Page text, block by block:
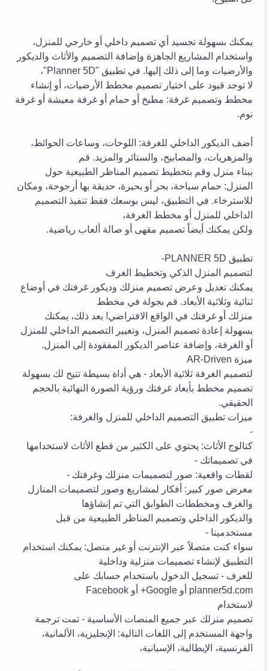
يمكنك بسهولة تجسيد أي تصميم داخلي أو خارجي للمنزل،
واستخدام المشاريع الجاهزة وإضافة التصميم والأثاث والديكور
والأرضيات وما إلى ذلك إليها. في تطبيق "Planner 5D"،
لا توجد قيود على اختيار تصميم مخطط الأرضيات، أو إنشاء
مخطط وتصميم غرفة: مطبخ أو حمام أو غرفة معيشة أو غرفة
نوم.
أضف الديكور الداخلي للغرفة: اللوحات، وساعات الحوائط،
والمزهريات، والمصابيح، والستائر والمزيد. قم
ببناء منزل وقم بتخطيط تصميم المناظر الطبيعية حول
المنزل: حمام سباحة، بحر أو بحيرة، حديقة بها أرجوحة، ومكان
للاسترخاء. في التطبيق، ليس بوسعك فقط تنفيذ التصميم
الداخلي للمنزل أو مخطط الغرفة،
ولكن يمكنك أيضاً تصميم مقهى أو صالة ألعاب رياضية.
تطبيق PLANNER 5D-
لتصميم المنزل الذكي وتخطيط الغرف
يمكنك تعديل وعرض تصميم منزلك وديكور غرفتك في أوضاع
ثنائية وثلاثية الأبعاد. قم بجولة في مخطط
منزلك أو غرفتك في الواقع الافتراضي! بعد ذلك، يمكنك
بسهولة إعادة تصميم المنزل، وتغيير التصميم الداخلي للمنزل
أو الغرفة، وإضافة عناصر الديكور المفقودة إلى المنزل.
ميزة AR-Driven
لتصميم الغرفة ثلاثية الأبعاد - هي أداة بسيطة تتيح لك بسهولة
تصميم مخطط بأبعاد غرفتك ورؤية الصورة النهائية بالحجم
الحقيقي.
ميزات تطبيق التصميم الداخلي للمنزل والغرفة:
-
كتالوج الأثاث: يحتوي على الكثير من قطع الأثاث لاستخدامها
في تصميماتك -
لقطات واقعية: صور لتصميمات منزلك وغرفتك -
معرض صور كبير: أفكار لمشاريع وصور لتصميمات المنازل
والغرف ومخططات الطوابق التي تم إنشاؤها
والديكور الداخلي وتصميم المناظر الطبيعية من قبل
مستخدمينا -
سواء كنت متصلاً عبر الإنترنت أو غير متصل: يمكنك استخدام
التطبيق لإنشاء تصميمات منزلية وداخلية
للغرف - تسجيل الدخول باستخدام حسابك على
planner5d.com أو Google+ أو Facebook
لاستخدام
تصميم منزلك عبر جميع المنصات الأساسية - تمت ترجمة
واجهة المستخدم إلى اللغات التالية: الإنجليزية، الألمانية،
الفرنسية، الإيطالية، الإسبانية،